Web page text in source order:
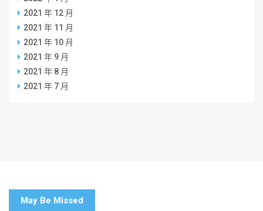
2021 年 12 月
2021 年 11 月
2021 年 10 月
2021 年 9 月
2021 年 8 月
2021 年 7 月
May Be Missed